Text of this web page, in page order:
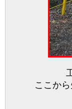
ここか